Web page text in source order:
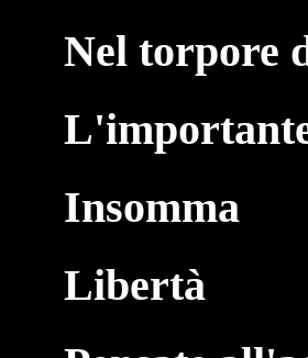
Nel torpore
Insomma
Libertà